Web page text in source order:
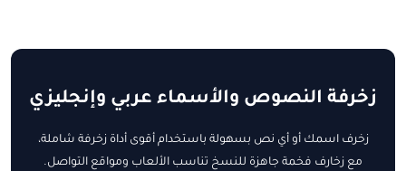
زخرفة النصوص والأسماء عربي وإنجليزي
زخرف اسمك أو أي نص بسهولة باستخدام أقوى أداة زخرفة شاملة،
مع زخارف فخمة جاهزة للنسخ تناسب الألعاب ومواقع التواصل.